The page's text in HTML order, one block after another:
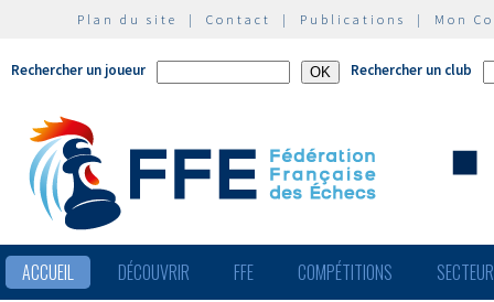
Plan du site | Contact | Publications | Mon
Rechercher un joueur Rechercher un club
ACCUEIL DÉCOUVRIR FFE COMPÉTITIONS